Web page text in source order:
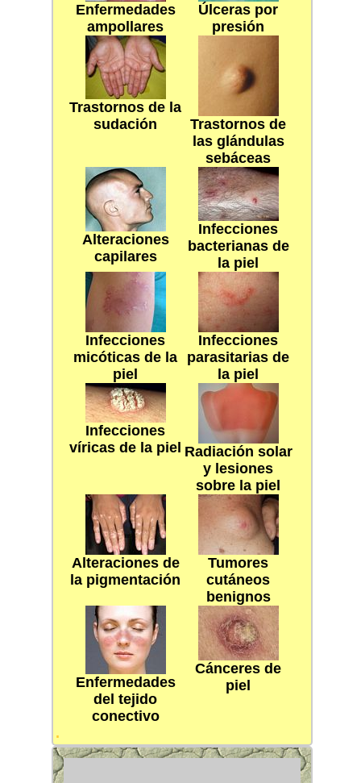
Enfermedades
ampollares
Úlceras por
presión
Trastornos de la
sudación
Trastornos de
las glándulas
sebáceas
Alteraciones
capilares
Infecciones
bacterianas de
la piel
Infecciones
micóticas de la
piel
Infecciones
parasitarias de
la piel
Infecciones
víricas de la piel Radiación solar
y lesiones
sobre la piel
Alteraciones de
la pigmentación
Tumores
cutáneos
benignos
Enfermedades
del tejido
conectivo
Cánceres de
piel
.